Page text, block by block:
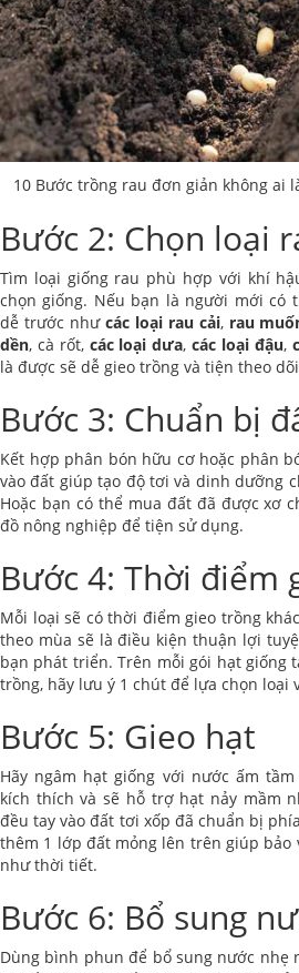
10 Bước trồng rau đơn giản không ai
Bước 2: Chọn loại
Tìm loại giống rau phù hợp với khí
chọn giống. Nếu bạn là người mới có
dễ trước như các loại rau cải, rau
dền, cà rốt, các loại dưa,các loại đậu,
là được sẽ dễ gieo trồng và tiện theo dõi
Bước 3: Chuẩn bị
Kết hợp phân bón hữu cơ hoặc phân
vào đất giúp tạo độ tơi và dinh dưỡng
Hoặc bạn có thể mua đất đã được xơ
đồ nông nghiệp để tiện sử dụng.
Bước 4: Thời điểm
Mỗi loại sẽ có thời điểm gieo trồng
theo mùa sẽ là điều kiện thuận lợi
bạn phát triển. Trên mỗi gói hạt giống
trồng, hãy lưu ý 1 chút để lựa chọn loại
Bước 5: Gieo hạt
Hãy ngâm hạt giống với nước ấm
kích thích và sẽ hỗ trợ hạt nảy mầm
đều tay vào đất tơi xốp đã chuẩn bị
thêm 1 lớp đất mỏng lên trên giúp bảo
như thời tiết.
Bước 6: Bổ sung
Dùng bình phun để bổ sung nước nhẹ